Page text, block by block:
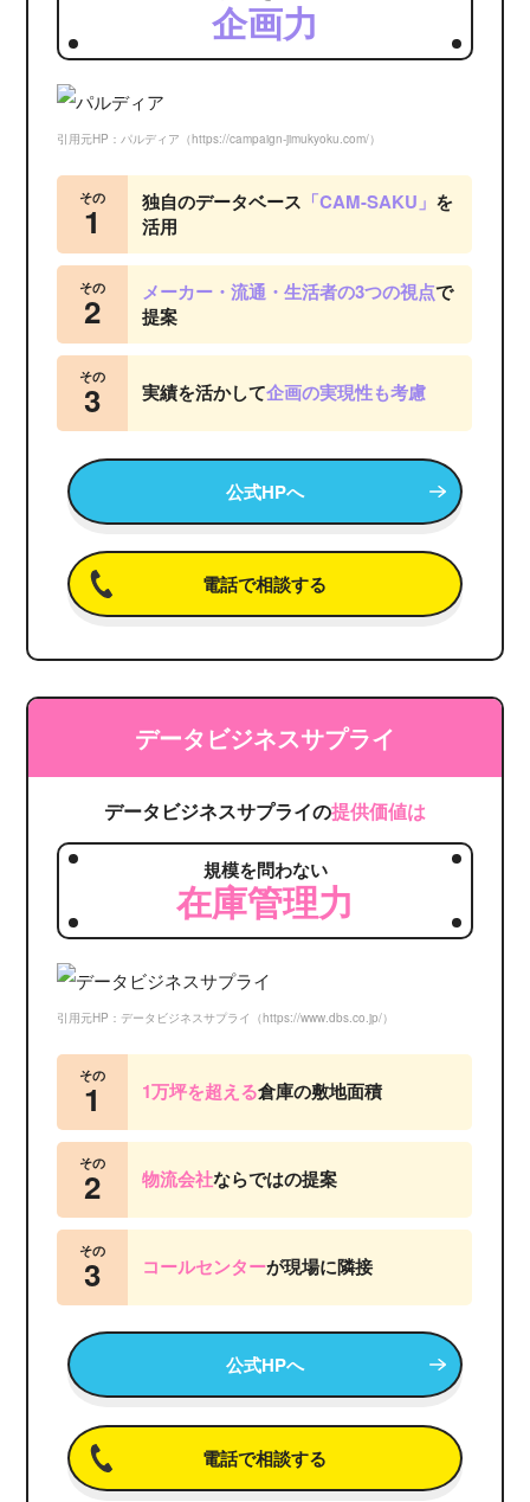
企画力
引用元HP：パルディア（https://campaign-jimukyoku.com/）
その
1 独自のデータベース 「CAM-SAKU」 を
活用
その
2 メーカー・流通・生活者の3つの視点で
提案
その
3 実績を活かして企画の実現性も考慮
公式HPへ
電話で相談する
データビジネスサプライ
データビジネスサプライの提供価値は
規模を問わない
在庫管理力
引用元HP：データビジネスサプライ（https://www.dbs.co.jp/）
その
1 1万坪を超える倉庫の敷地面積
その
2 物流会社ならではの提案
その
3 コールセンターが現場に隣接
公式HPへ
電話で相談する